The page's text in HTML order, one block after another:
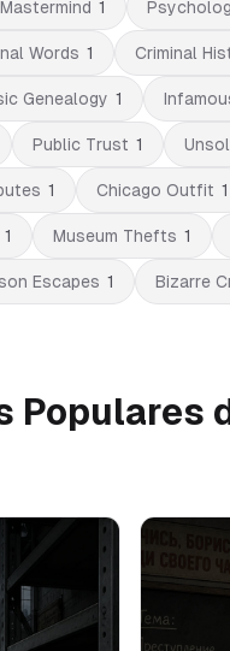
1
Words 1 Criminal
Genealogy 1
Public Trust 1
1 Chicago Outfit 1
1 Museum Thefts 1
Escapes 1 Bizarre
Populares